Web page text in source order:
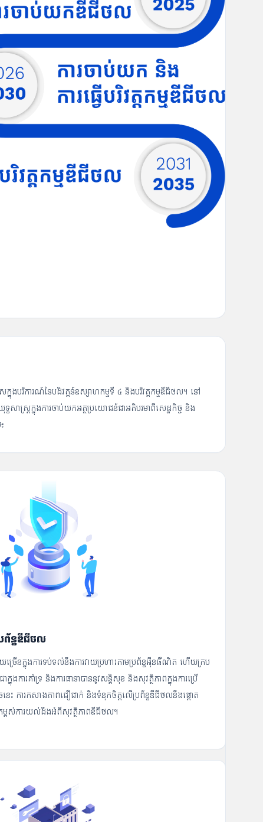
បរិការណ៍នៃបដិវត្តន៍ឧស្សាហកម្មទី ៤ និងបរិវត្តកម្មឌីជីថល។ នៅ
ាស្រ្តក្នុងការចាប់យកអត្ថប្រយោជន៍ជាអតិបរមាពីសេដ្ឋកិច្ច និង
ព័ន្ធឌីជីថល
រើនក្នុងការទប់ទល់នឹងការវាយប្រហារតាមប្រព័ន្ធអ៊ីនធឺណិត ហើយក្រប
នុងការគាំទ្រ និងការធានាបាននូវសន្តិសុខ និងសុវត្ថិភាពក្នុងការប្រើ
ះ ការកសាងភាពជឿជាក់ និងទំនុកចិត្តលើប្រព័ន្ធឌីជីថលនឹងផ្តោត
កម្ពស់ការយល់ដឹងអំពីសុវត្ថិភាពឌីជីថល។